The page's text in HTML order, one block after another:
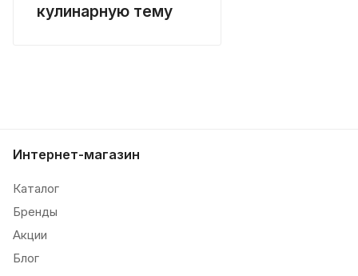
кулинарную тему
Интернет-магазин
Каталог
Бренды
Акции
Блог